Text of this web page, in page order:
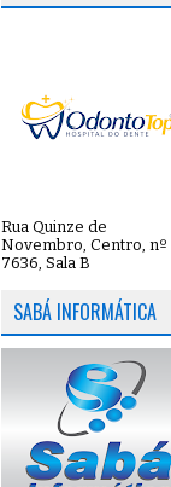
Rua Quinze de
Novembro, Centro, nº
7636, Sala B
SABÁ INFORMÁTICA